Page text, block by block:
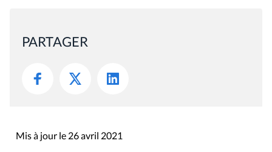
PARTAGER
Mis à jour le 26 avril 2021